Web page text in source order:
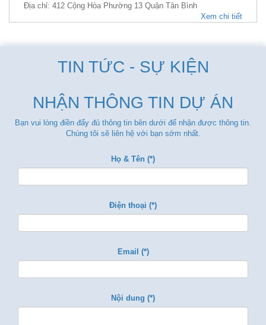
Địa chỉ: 412 Cộng Hòa Phường 13 Quận Tân Bình
Xem chi tiết
TIN TỨC - SỰ KIỆN
NHẬN THÔNG TIN DỰ ÁN
Bạn vui lòng điền đẩy đủ thông tin bên dưới để nhận được thông tin.
Chúng tôi sẽ liên hệ với bạn sớm nhất.
Họ & Tên (*)
Điện thoại (*)
Email (*)
Nội dung (*)